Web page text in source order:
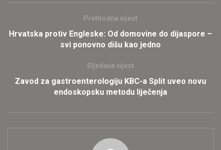
Prethodna vijest
Hrvatska protiv Engleske: Od domovine do dijaspore –
svi ponovno dišu kao jedno
Sljedeća vijest
Zavod za gastroenterologiju KBC-a Split uveo novu
endoskopsku metodu liječenja